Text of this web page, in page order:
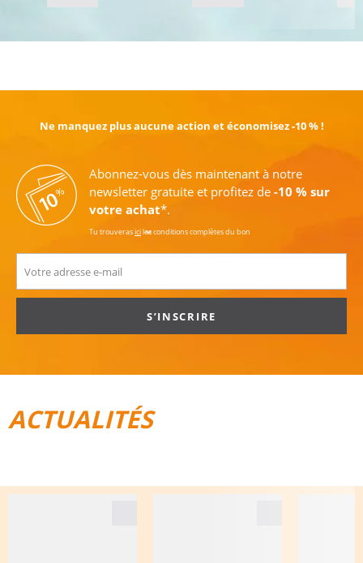
Ne manquez plus aucune action et économisez -10 % !
Abonnez-vous dès maintenant à notre
newsletter gratuite et profitez de -10 % sur
votre achat*.
Tu trouverasiciles conditions complètes du bon
S’INSCRIRE
ACTUALITÉS